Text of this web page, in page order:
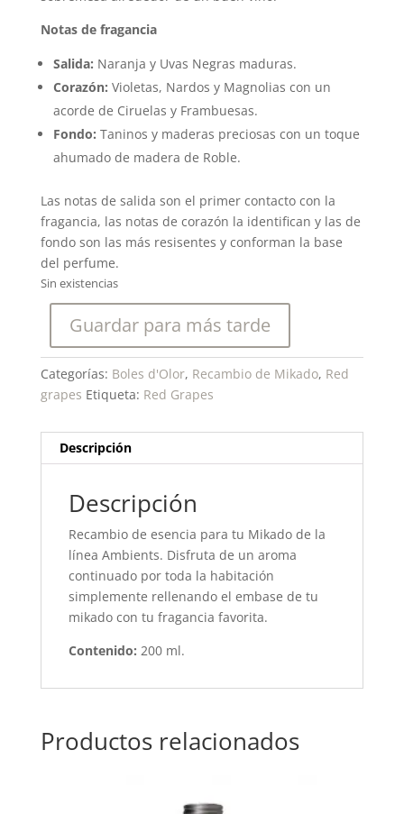
Notas de fragancia
Salida: Naranja y Uvas Negras maduras.
Corazón: Violetas, Nardos y Magnolias con un
acorde de Ciruelas y Frambuesas.
Fondo: Taninos y maderas preciosas con un toque
ahumado de madera de Roble.
Las notas de salida son el primer contacto con la
fragancia, las notas de corazón la identifican y las de
fondo son las más resisentes y conforman la base
del perfume.
Sin existencias
Guardar para más tarde
Categorías: Boles d'Olor, Recambio de Mikado, Red
grapes Etiqueta: Red Grapes
Descripción
Descripción
Recambio de esencia para tu Mikado de la
línea Ambients. Disfruta de un aroma
continuado por toda la habitación
simplemente rellenando el embase de tu
mikado con tu fragancia favorita.
Contenido: 200 ml.
Productos relacionados